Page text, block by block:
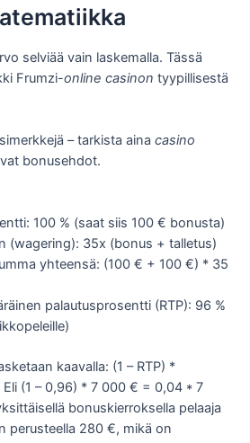
selviää vain laskemalla. Tässä
Frumzi-online casinon tyypillisestä
– tarkista ainacasino
bonusehdot.
100 % (saat siis 100 € bonusta)
(wagering): 35x (bonus + talletus)
yhteensä: (100 € + 100 €) * 35
palautusprosentti (RTP): 96 %
kaavalla: (1 – RTP) *
(1 – 0,96) * 7 000 € = 0,04 * 7
bonuskierroksella pelaaja
perusteella 280 €, mikä on